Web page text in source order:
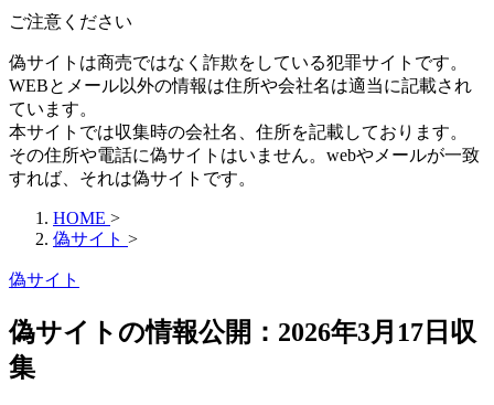
ご注意ください
偽サイトは商売ではなく詐欺をしている犯罪サイトです。
WEBとメール以外の情報は住所や会社名は適当に記載され
ています。
本サイトでは収集時の会社名、住所を記載しております。
その住所や電話に偽サイトはいません。webやメールが一致
すれば、それは偽サイトです。
HOME >
偽サイト >
偽サイト
偽サイトの情報公開：2026年3月17日収
集